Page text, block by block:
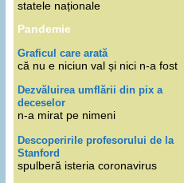
statele naționale
Pandemie
Graficul care arată
că nu e niciun val și nici n-a fost
Dezvăluirea umflării din pix a
deceselor
n-a mirat pe nimeni
Descoperirile profesorului de la
Stanford
spulberă isteria coronavirus